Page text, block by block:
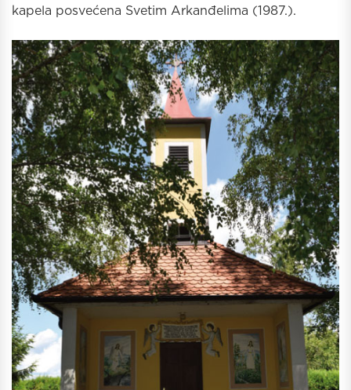
kapela posvećena Svetim Arkanđelima (1987.).